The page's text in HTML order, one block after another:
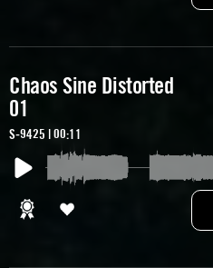
Chaos Sine Distorted
01
S-9425 | 00:11